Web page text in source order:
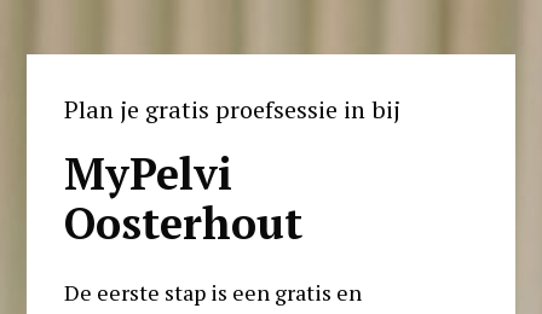
Plan je gratis proefsessie in bij
MyPelvi
Oosterhout
De eerste stap is een gratis en